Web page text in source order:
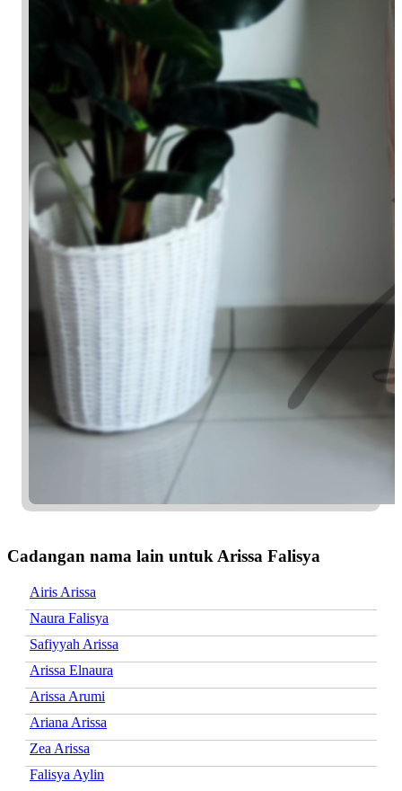
Cadangan nama lain untuk Arissa Falisya
Airis Arissa
Naura Falisya
Safiyyah Arissa
Arissa Elnaura
Arissa Arumi
Ariana Arissa
Zea Arissa
Falisya Aylin